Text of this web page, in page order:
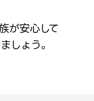
が安心して
しょう。